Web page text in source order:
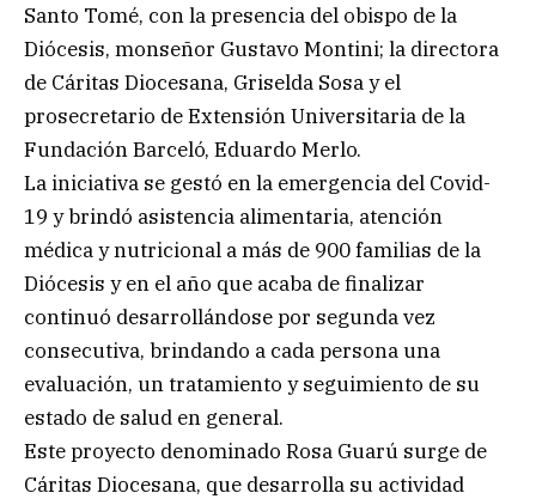
Santo Tomé, con la presencia del obispo de la
Diócesis, monseñor Gustavo Montini; la directora
de Cáritas Diocesana, Griselda Sosa y el
prosecretario de Extensión Universitaria de la
Fundación Barceló, Eduardo Merlo.
La iniciativa se gestó en la emergencia del Covid-
19 y brindó asistencia alimentaria, atención
médica y nutricional a más de 900 familias de la
Diócesis y en el año que acaba de finalizar
continuó desarrollándose por segunda vez
consecutiva, brindando a cada persona una
evaluación, un tratamiento y seguimiento de su
estado de salud en general.
Este proyecto denominado Rosa Guarú surge de
Cáritas Diocesana, que desarrolla su actividad